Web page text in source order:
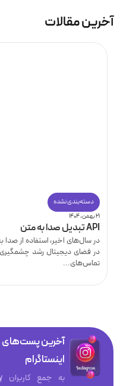
آخرین مقالات
دسته‌بندی نشده
۲۱ بهمن, ۱۴۰۴
API تبدیل صدا به متن
در سال‌های اخیر، استفاده از
در فضای دیجیتال رشد
تماس‌های...
آخرین پست‌های
اینستاگرام